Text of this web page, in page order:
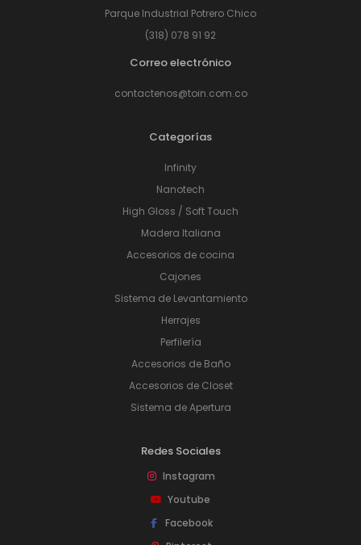
Parque Industrial Potrero Chico
(318) 078 91 92
Correo electrónico
contactenos@toin.com.co
Categorías
Infinity
Nanotech
High Gloss / Soft Touch
Madera Italiana
Accesorios de cocina
Cajones
Sistema de Levantamiento
Herrajes
Perfilería
Accesorios de Baño
Accesorios de Closet
Sistema de Apertura
Redes Sociales
Instagram
Youtube
Facebook